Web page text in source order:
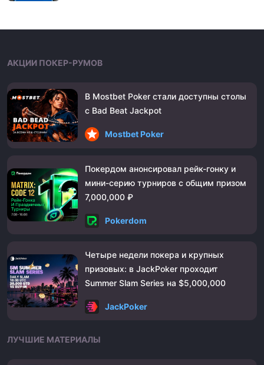
АКЦИИ ПОКЕР-РУМОВ
В Mostbet Poker стали доступны столы
с Bad Beat Jackpot
Mostbet Poker
Покердом анонсировал рейк-гонку и
мини-серию турниров с общим призом
7,000,000 ₽
Pokerdom
Четыре недели покера и крупных
призовых: в JackPoker проходит
Summer Slam Series на $5,000,000
JackPoker
ЛУЧШИЕ МАТЕРИАЛЫ